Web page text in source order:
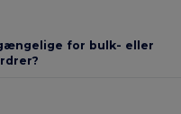
for bulk- eller